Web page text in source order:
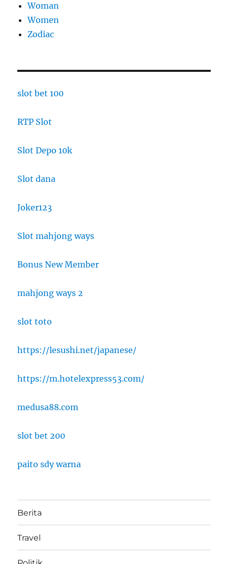
Woman
Women
Zodiac
slot bet 100
RTP Slot
Slot Depo 10k
Slot dana
Joker123
Slot mahjong ways
Bonus New Member
mahjong ways 2
slot toto
https://lesushi.net/japanese/
https://m.hotelexpress53.com/
medusa88.com
slot bet 200
paito sdy warna
Berita
Travel